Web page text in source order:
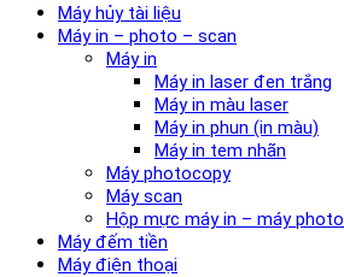
Máy hủy tài liệu
Máy in – photo – scan
Máy in
Máy in laser đen trắng
Máy in màu laser
Máy in phun (in màu)
Máy in tem nhãn
Máy photocopy
Máy scan
Hộp mực máy in – máy photo
Máy đếm tiền
Máy điện thoại